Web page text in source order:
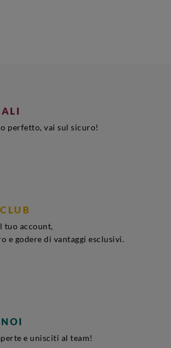
perfetto, vai sul sicuro!
tuo account,
e godere di vantaggi esclusivi.
e unisciti al team!